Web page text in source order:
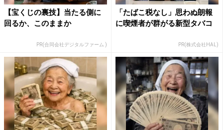
【宝くじの裏技】当たる側に
回るか、このままか
PR(合同会社デジタルファーム )
「たばこ税なし」思わぬ朗報
に喫煙者が群がる新型タバコ
PR(株式会社HAL)